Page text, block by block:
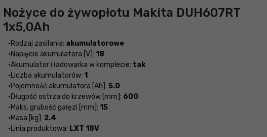
Nożyce do żywopłotu Makita DUH607RT
1x5,0Ah
Rodzaj zasilania: akumulatorowe
Napięcie akumulatora [V]: 18
Akumulator i ładowarka w komplecie: tak
Liczba akumulatorów: 1
Pojemność akumulatora [Ah]: 5.0
Długość ostrza do krzewów [mm]: 600
Maks. grubość gałęzi [mm]: 15
Masa [kg]: 2.4
Linia produktowa: LXT 18V